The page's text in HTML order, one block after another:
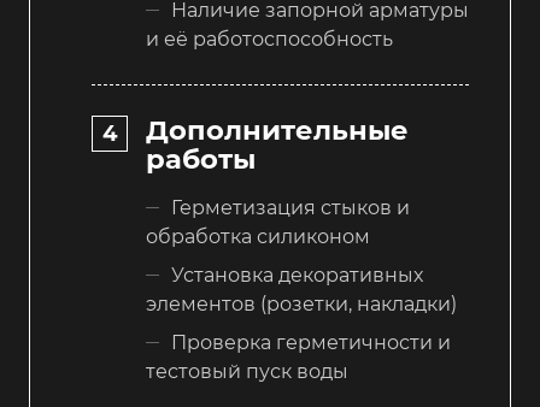
Наличие запорной арматуры
и её работоспособность
Дополнительные
работы
Герметизация стыков и
обработка силиконом
Установка декоративных
элементов (розетки, накладки)
Проверка герметичности и
тестовый пуск воды